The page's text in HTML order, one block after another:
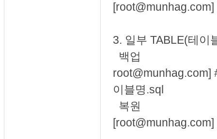
[root@munhag.com]
3. 일부 TABLE(테이
백업
root@munhag.com]
이블명.sql
복원
[root@munhag.com]